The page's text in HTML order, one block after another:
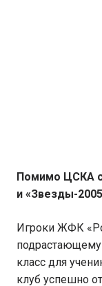
Помимо ЦСКА
и «Звезды-
Игроки ЖФК
класс для
клуб успешно